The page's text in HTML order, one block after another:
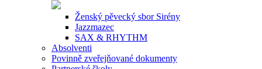
Ženský pěvecký sbor Sirény
Jazzmazec
SAX & RHYTHM
Absolventi
Povinně zveřejňované dokumenty